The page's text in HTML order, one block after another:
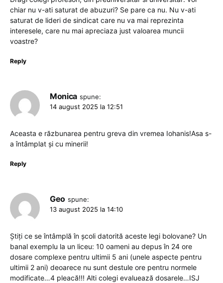
chiar nu v-ati saturat de abuzuri? Se pare ca nu. Nu v-ati
saturat de lideri de sindicat care nu va mai reprezinta
interesele, care nu mai apreciaza just valoarea muncii
voastre?
Reply
Monica spune:
14 august 2025 la 12:51
Aceasta e răzbunarea pentru greva din vremea Iohanis!Asa s-
a întâmplat și cu minerii!
Reply
Geo spune:
13 august 2025 la 14:10
Știți ce se întâmplă în școli datorită aceste legi bolovane? Un
banal exemplu la un liceu: 10 oameni au depus în 24 ore
dosare complexe pentru ultimii 5 ani (unele aspecte pentru
ultimii 2 ani) deoarece nu sunt destule ore pentru normele
modificate…4 pleacă!!! Alti colegi evaluează dosarele…ISJ